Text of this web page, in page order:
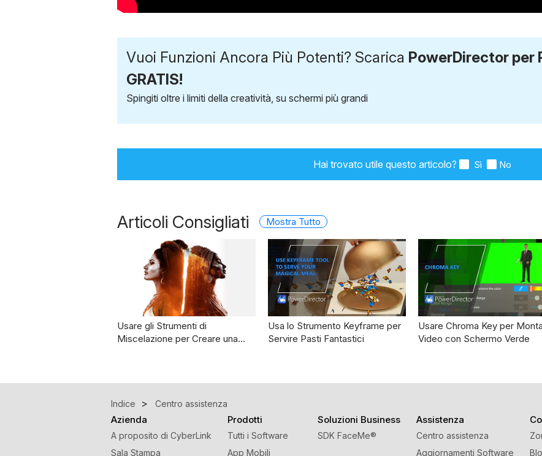
Vuoi Funzioni Ancora Più Potenti? Scarica PowerDirector per
GRATIS!
Spingiti oltre i limiti della creatività, su schermi più grandi
Hai trovato utile questo articolo? Sì No
Articoli Consigliati Mostra Tutto
Usare gli Strumenti di
Miscelazione per Creare una…
Usa lo Strumento Keyframe per
Servire Pasti Fantastici
Usare Chroma Key per
Video con Schermo Verde
Indice Centro assistenza
Azienda
A proposito di CyberLink
Sala Stampa
Prodotti
Tutti i Software
App Mobili
Soluzioni Business
SDK FaceMe®
Assistenza
Centro assistenza
Aggiornamenti Software